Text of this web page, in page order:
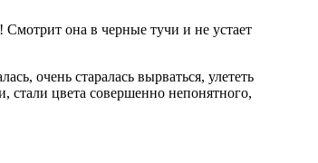
она в черные тучи и не устает
очень старалась вырваться, улететь
стали цвета совершенно непонятного,